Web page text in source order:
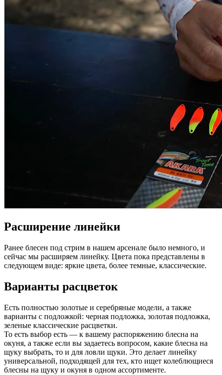
Расширение линейки
Ранее блесен под стрим в нашем арсенале было немного, и
сейчас мы расширяем линейку. Цвета пока представлены в
следующем виде: яркие цвета, более темные, классические.
Варианты расцветок
Есть полностью золотые и серебряные модели, а также
варианты с подложкой: черная подложка, золотая подложка,
зеленые классические расцветки.
То есть выбор есть — к вашему распоряжению блесна на
окуня, а также если вы задаетесь вопросом, какие блесна на
щуку выбрать, то и для ловли щуки. Это делает линейку
универсальной, подходящей для тех, кто ищет колеблющиеся
блесны на щуку и окуня в одном ассортименте.